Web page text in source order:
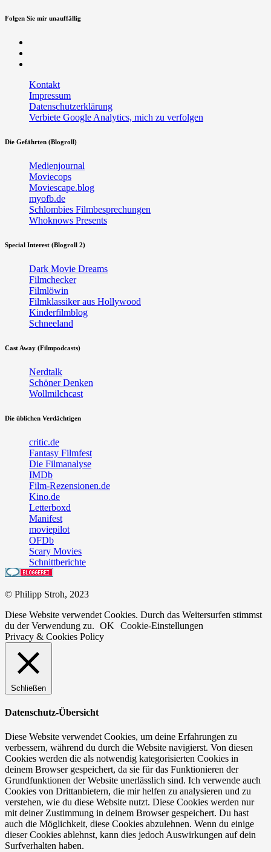
Folgen Sie mir unauffällig
Kontakt
Impressum
Datenschutzerklärung
Verbiete Google Analytics, mich zu verfolgen
Die Gefährten (Blogroll)
Medienjournal
Moviecops
Moviescape.blog
myofb.de
Schlombies Filmbesprechungen
Whoknows Presents
Special Interest (Blogroll 2)
Dark Movie Dreams
Filmchecker
Filmlöwin
Filmklassiker aus Hollywood
Kinderfilmblog
Schneeland
Cast Away (Filmpodcasts)
Nerdtalk
Schöner Denken
Wollmilchcast
Die üblichen Verdächtigen
critic.de
Fantasy Filmfest
Die Filmanalyse
IMDb
Film-Rezensionen.de
Kino.de
Letterboxd
Manifest
moviepilot
OFDb
Scary Movies
Schnittberichte
© Philipp Stroh, 2023
Diese Website verwendet Cookies. Durch das Weitersurfen stimmst
du der Verwendung zu. OK
Cookie-Einstellungen
Privacy & Cookies Policy
Schließen
Datenschutz-Übersicht
Diese Website verwendet Cookies, um deine Erfahrungen zu
verbessern, während du durch die Website navigierst. Von diesen
Cookies werden die als notwendig kategorisierten Cookies in
deinem Browser gespeichert, da sie für das Funktionieren der
Grundfunktionen der Website unerlässlich sind. Ich verwende auch
Cookies von Drittanbietern, die mir helfen zu analysieren und zu
verstehen, wie du diese Website nutzt. Diese Cookies werden nur
mit deiner Zustimmung in deinem Browser gespeichert. Du hast
auch die Möglichkeit, diese Cookies abzulehnen. Wenn du einige
dieser Cookies ablehnst, kann dies jedoch Auswirkungen auf dein
Surfverhalten haben.